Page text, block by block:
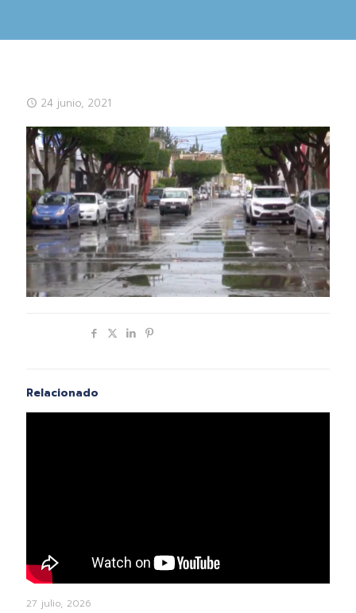
24 junio, 2021
Relacionado
27 julio, 2026